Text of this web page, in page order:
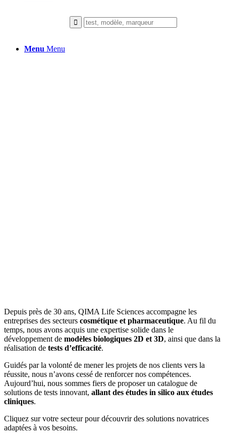
Menu Menu
Depuis près de 30 ans, QIMA Life Sciences accompagne les
entreprises des secteurs cosmétique et pharmaceutique. Au fil du
temps, nous avons acquis une expertise solide dans le
développement de modèles biologiques 2D et 3D, ainsi que dans la
réalisation de tests d’efficacité.
Guidés par la volonté de mener les projets de nos clients vers la
réussite, nous n’avons cessé de renforcer nos compétences.
Aujourd’hui, nous sommes fiers de proposer un catalogue de
solutions de tests innovant, allant des études in silico aux études
cliniques.
Cliquez sur votre secteur pour découvrir des solutions novatrices
adaptées à vos besoins.